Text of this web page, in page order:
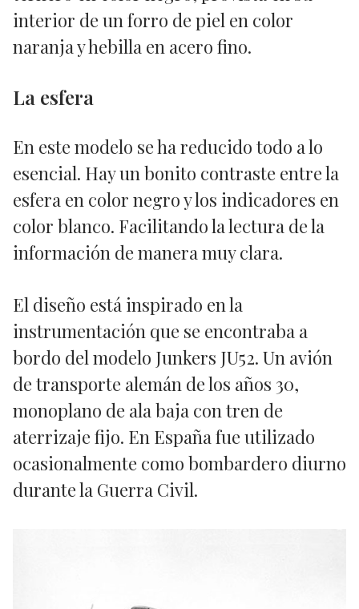
interior de un forro de piel en color
naranja y hebilla en acero fino.
La esfera
En este modelo se ha reducido todo a lo
esencial. Hay un bonito contraste entre la
esfera en color negro y los indicadores en
color blanco. Facilitando la lectura de la
información de manera muy clara.
El diseño está inspirado en la
instrumentación que se encontraba a
bordo del modelo Junkers JU52. Un avión
de transporte alemán de los años 30,
monoplano de ala baja con tren de
aterrizaje fijo. En España fue utilizado
ocasionalmente como bombardero diurno
durante la Guerra Civil.